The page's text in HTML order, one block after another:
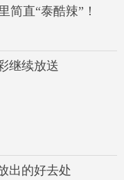
简直“泰酷辣”！
继续放送
出的好去处